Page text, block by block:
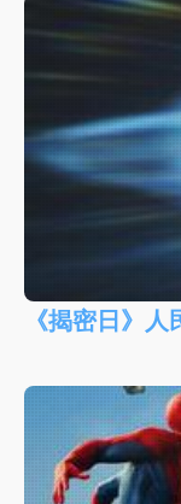
《揭密日》